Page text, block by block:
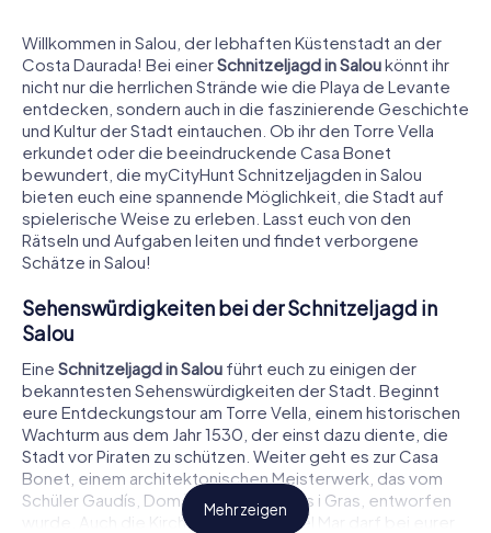
Willkommen in Salou, der lebhaften Küstenstadt an der
Costa Daurada! Bei einerSchnitzeljagd in Saloukönnt ihr
nicht nur die herrlichen Strände wie die Playa de Levante
entdecken, sondern auch in die faszinierende Geschichte
und Kultur der Stadt eintauchen. Ob ihr den Torre Vella
erkundet oder die beeindruckende Casa Bonet
bewundert, die myCityHunt Schnitzeljagden in Salou
bieten euch eine spannende Möglichkeit, die Stadt auf
spielerische Weise zu erleben. Lasst euch von den
Rätseln und Aufgaben leiten und findet verborgene
Schätze in Salou!
Sehenswürdigkeiten bei der Schnitzeljagd in
Salou
Eine Schnitzeljagd in Salou führt euch zu einigen der
bekanntesten Sehenswürdigkeiten der Stadt. Beginnt
eure Entdeckungstour am Torre Vella, einem historischen
Wachturm aus dem Jahr 1530, der einst dazu diente, die
Stadt vor Piraten zu schützen. Weiter geht es zur Casa
Bonet, einem architektonischen Meisterwerk, das vom
Schüler Gaudís, Domènech Sugranyes i Gras, entworfen
wurde. Auch die Kirche Santa María del Mar darf bei eurer
Mehr zeigen